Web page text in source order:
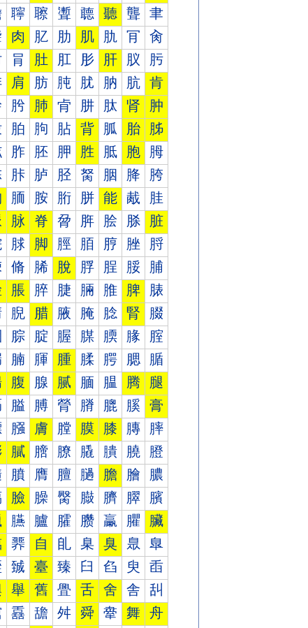
聹 聺 聻 聼 聽 聾 聿
肉 肊 肋 肌 肍 肎 肏
肙 肚 肛 肜 肝 肞 肟
肩 肪 肫 肬 肭 肮 肯
肹 肺 肻 肼 肽 肾 肿
胉 胊 胋 背 胍 胎 胏
胙 胚 胛 胜 胝 胞 胟
胩 胪 胫 胬 胭 胮 胯
胹 胺 胻 胼 能 胾 胿
脉 脊 脋 脌 脍 脎 脏
脙 脚 脛 脜 脝 脞 脟
脩 脪 脫 脬 脭 脮 脯
脹 脺 脻 脼 脽 脾 脿
腉 腊 腋 腌 腍 腎 腏
腙 腚 腛 腜 腝 腞 腟
腩 腪 腫 腬 腭 腮 腯
腹 腺 腻 腼 腽 腾 腿
膉 膊 膋 膌 膍 膎 膏
膙 膚 膛 膜 膝 膞 膟
膩 膪 膫 膬 膭 膮 膯
膹 膺 膻 膼 膽 膾 膿
臉 臊 臋 臌 臍 臎 臏
臙 臚 臛 臜 臝 臞 臟
臩 自 臫 臬 臭 臮 臯
臹 臺 臻 臼 臽 臾 臿
舉 舊 舋 舌 舍 舎 舏
舙 舚 舛 舜 舝 舞 舟